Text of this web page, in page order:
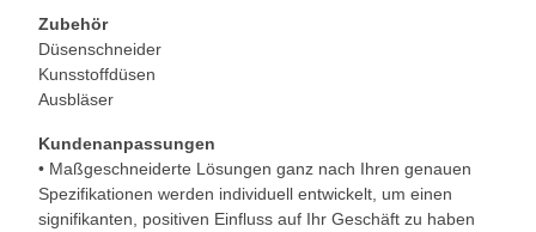
Zubehör
Düsenschneider
Kunsstoffdüsen
Ausbläser
Kundenanpassungen
• Maßgeschneiderte Lösungen ganz nach Ihren genauen
Spezifikationen werden individuell entwickelt, um einen
signifikanten, positiven Einfluss auf Ihr Geschäft zu haben